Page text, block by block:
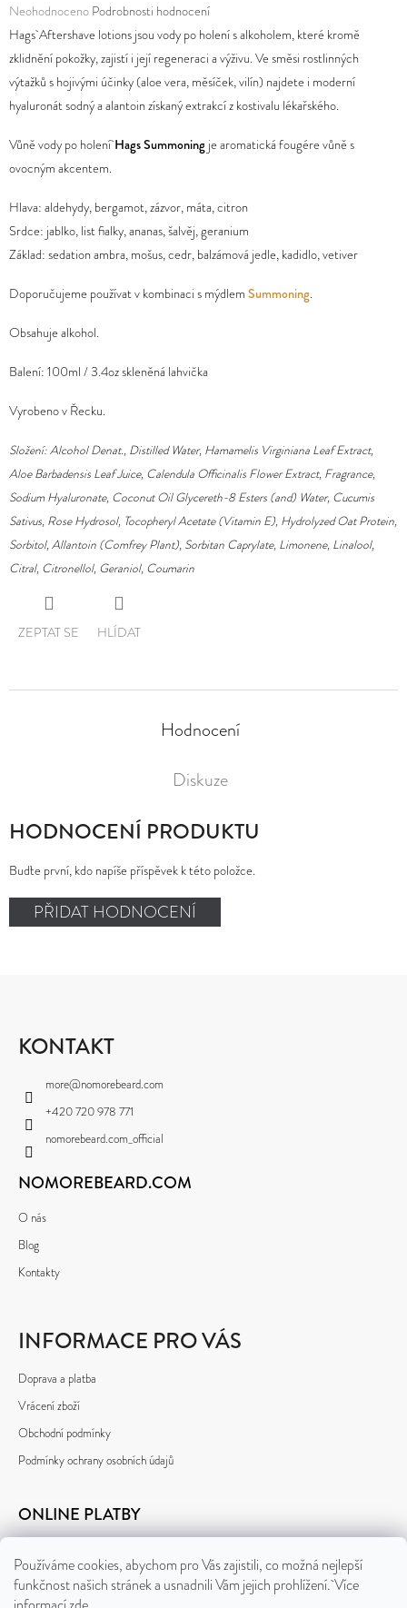
Používáme cookies, abychom pro Vás zajistili, co možná nejlepší
funkčnost našich stránek a usnadnili Vám jejich prohlížení. Více
Průměrné
hodnocení
produktu
je
0,0
5
hvězdiček.
Neohodnoceno Podrobnosti hodnocení
Hags Aftershave lotions jsou vody po holení s alkoholem, které kromě
zklidnění pokožky, zajistí i její regeneraci a výživu. Ve směsi rostlinných
výtažků s hojivými účinky (aloe vera, měsíček, vilín) najdete i moderní
hyaluronát sodný a alantoin získaný extrakcí z kostivalu lékařského.
Vůně vody po holeníHags Summoning je aromatická fougére vůně s
ovocným akcentem.
Hlava: aldehydy, bergamot, zázvor, máta, citron
Srdce: jablko, list fialky, ananas, šalvěj, geranium
Základ: sedation ambra, mošus, cedr, balzámová jedle, kadidlo, vetiver
Doporučujeme používat v kombinaci s mýdlem Summoning.
Obsahuje alkohol.
Balení: 100ml / 3.4oz skleněná lahvička
Vyrobeno v Řecku.
Složení: Alcohol Denat., Distilled Water, Hamamelis Virginiana Leaf Extract,
Aloe Barbadensis Leaf Juice, Calendula Officinalis Flower Extract, Fragrance,
Sodium Hyaluronate, Coconut Oil Glycereth-8 Esters (and) Water, Cucumis
Sativus, Rose Hydrosol, Tocopheryl Acetate (Vitamin E), Hydrolyzed Oat Protein,
Sorbitol, Allantoin (Comfrey Plant), Sorbitan Caprylate, Limonene, Linalool,
Citral, Citronellol, Geraniol, Coumarin
ZEPTAT SE HLÍDAT
Hodnocení
Diskuze
HODNOCENÍ PRODUKTU
Buďte první, kdo napíše příspěvek k této položce.
PŘIDAT HODNOCENÍ
D
O
P
O
R
U
Č
J
E
M
E
KONTAKT
more@nomorebeard.com
+420 720 978 771
nomorebeard.com_official
NOMOREBEARD.COM
O nás
Blog
Kontakty
INFORMACE PRO VÁS
Doprava a platba
Vrácení zboží
Obchodní podmínky
Podmínky ochrany osobních údajů
ONLINE PLATBY